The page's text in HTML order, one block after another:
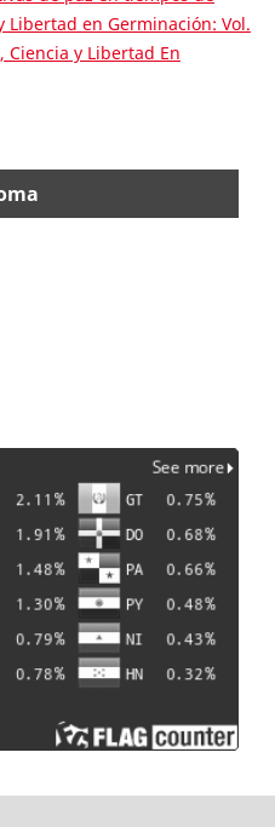
Libertad en Germinación: Vol.
Ciencia y Libertad En